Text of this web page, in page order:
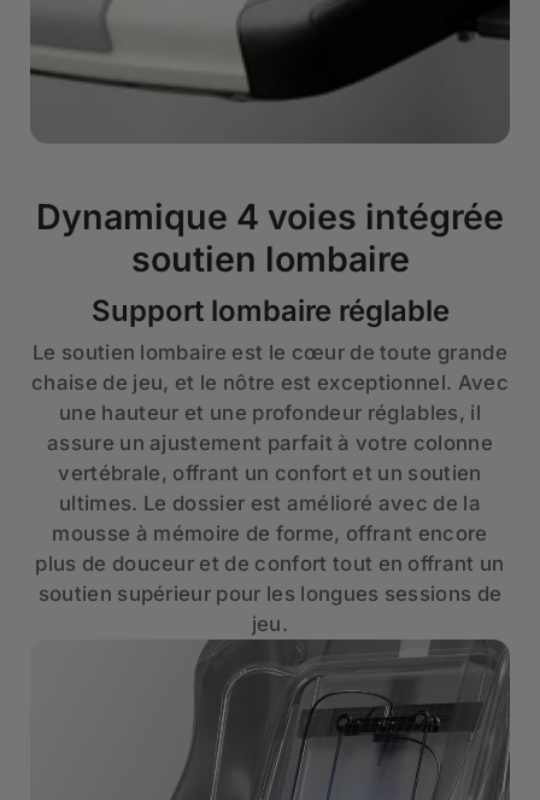
Dynamique 4 voies intégrée
soutien lombaire
Support lombaire réglable
Le soutien lombaire est le cœur de toute grande
chaise de jeu, et le nôtre est exceptionnel. Avec
une hauteur et une profondeur réglables, il
assure un ajustement parfait à votre colonne
vertébrale, offrant un confort et un soutien
ultimes. Le dossier est amélioré avec de la
mousse à mémoire de forme, offrant encore
plus de douceur et de confort tout en offrant un
soutien supérieur pour les longues sessions de
jeu.